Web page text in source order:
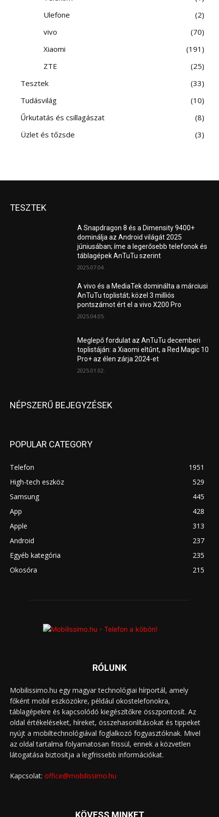
Ulefone
2
vivo
70
Xiaomi
191
ZTE
25
Tesztek
33
Tudásvilág
10
Űrkutatás és csillagászat
8
Üzlet és tőzsde
3
TESZTEK
A Snapdragon 8 és a Dimensity 9400+
dominálja az Android világát 2025
júniusában; íme a legerősebb telefonok és
táblagépek AnTuTu szerint
2025.07.04.
A vivo és a MediaTek dominálta a márciusi
AnTuTu toplistát; közel 3 milliós
pontszámot ért el a vivo X200 Pro
2025.04.05.
Meglepő fordulat az AnTuTu decemberi
toplistáján: a Xiaomi eltűnt, a Red Magic 10
Pro+ az élen zárja 2024-et
2025.01.02.
NÉPSZERŰ BEJEGYZÉSEK
POPULAR CATEGORY
Telefon
1951
High-tech eszköz
529
Samsung
445
App
428
Apple
313
Android
237
Egyéb kategória
235
Okosóra
215
RÓLUNK
Mobilissimo.hu egy magyar technológiai hírportál, amely
főként mobil eszközökre, például okostelefonokra,
táblagépekre és kapcsolódó kiegészítőkre összpontosít. Az
oldal értékeléseket, híreket, összehasonlításokat és tippeket
nyújt a mobiltechnológiával foglalkozó fogyasztóknak. Mivel
az oldal tartalma folyamatosan frissül, ennek a közvetlen
látogatása biztosítja a legfrissebb információkat.
Kapcsolat: office@mobilissimo.hu
KÖVESS MINKET